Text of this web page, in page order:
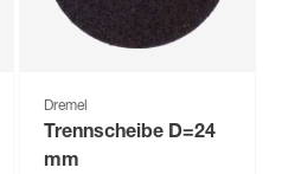
Dremel
Trennscheibe D=24
mm